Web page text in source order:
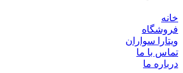
خانه
فروشگاه
ویتارا سواران
تماس با ما
درباره ما